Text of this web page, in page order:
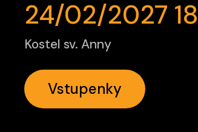
24/02/2027
Kostel sv. Anny
Vstupenky